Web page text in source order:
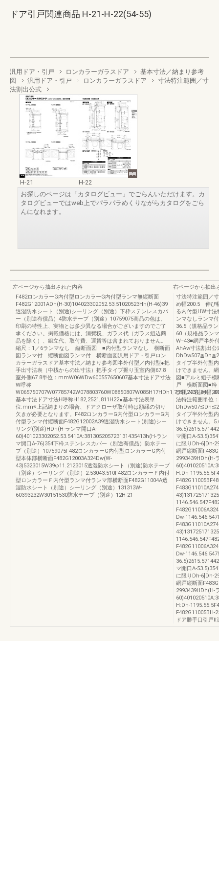
ドア引戸関連商品 H-21-H-22(54-55)
汎用ドア・引戸 ロンカラーガラスドア
基本寸法／納まり参考
図
汎用ドア・引戸 ロンカラーガラスドア
寸法特注範囲／寸
法割出公式
H-21
H-22
お探しのページは「カタログビュー」でごらんいただけます。カ
タログビューではweb上でパラパラめくりながらカタログをごら
んになれます。
左ページから抽出された内容
F482ロンカラーG内付型ロンカラーG内付型ランマ無縦断面
F482G12001ADh(H-30)104023302052.53.51020523Hh(H-46)39
透湿防水シート（別途)シーリング（別途）下枠ステンレスカバ
ー（別途有償品）4防水テープ（別途）10759075商品の色は、
印刷の特性上、実物とは多少異なる場合がございますのでご了
承ください。掲載価格には、消費税、ガラス代（ガラス組込商
品を除く）、組立代、取付費、運賃等は含まれておりません。
縮尺：1／6ランマなし 縦断面図 ■内付型ランマなし 横断面
図ランマ付 縦断面図ランマ付 横断面図汎用ドア・引戸ロン
カラーガラスドア基本寸法／納まり参考図半外付型／内付型●把
手出寸法表（中桟からの出寸法）把手タイプ握り玉室内側67.8
室外側67.8単位：mmW06WDw600557650607基本寸法ドア寸法
W呼称
基本寸法ドア寸法H呼称H182,2521,811H22●基本寸法表単
位:mm※上記納まりの場合、ドアクローザ取付時は額縁の切り
欠きが必要となります。F482ロンカラーG内付型ロンカラーG内
付型ランマ付縦断面F482G12002A39透湿防水シート(別途)シー
リング(別途)HDh(H-ランマ開口A-
60)401023302052.53.5410A:381305205723131435413h(H-ラン
マ開口A-76)354下枠ステンレスカバー（別途有償品）防水テー
プ（別途）10759075F482ロンカラーG内付型ロンカラーG内付
型本体部横断面F482G12003A324Dw(W-
43)5323015W39φ11.2123015透湿防水シート（別途)防水テープ
（別途）シーリング（別途）2.53043.510F482ロンカラーＦ内付
型ロンカラーＦ内付型ランマ付ランマ部横断面F482G11004A透
湿防水シート（別途）シーリング（別途）131313W-
60393232W30151530防水テープ（別途）12H-21
右ページから抽出
寸法特注範囲／
め幅200.5 伸び
る内付型HW寸
ンマなしランマ
36.5（規格品ラ
60（規格品ラン
W−43■網戸半外
AhAw寸法割出
タイプ半外付型
けできません。
図■アルミ組子
戸 横断面図■枠
び幅243詰め幅
法特注範囲単位
タイプ半外付型
けできません。
マ開口A-
に限りDh-6]Dh-
網戸縦断面
2993439HDh(H-
H:Dh-
Dw-
Dw-
マ開口A-
に限りDh-6]Dh-
網戸縦断面
2993439HDh(H-
H:Dh-
F482G11005BH-
ドア勝手口引戸